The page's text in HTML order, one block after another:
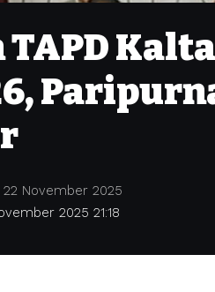
TAPD
2025 21:18
22 November 2025